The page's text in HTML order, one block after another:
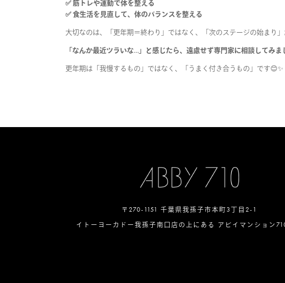
✅ 筋トレや運動で体を整える
✅ 食生活を見直して、体のバランスを整える
大切なのは、「更年期＝終わり」ではなく、「次のステージの始まり」
「なんか最近ツラいな…」と感じたら、遠慮せず専門家に相談してみま
更年期は「我慢するもの」ではなく、「うまく付き合うもの」です😊✨
〒270-1151 千葉県我孫子市本町3丁目2-1
イトーヨーカドー我孫子南口店の上にある アビイマンション